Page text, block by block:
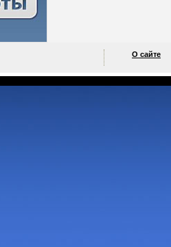
О сайте